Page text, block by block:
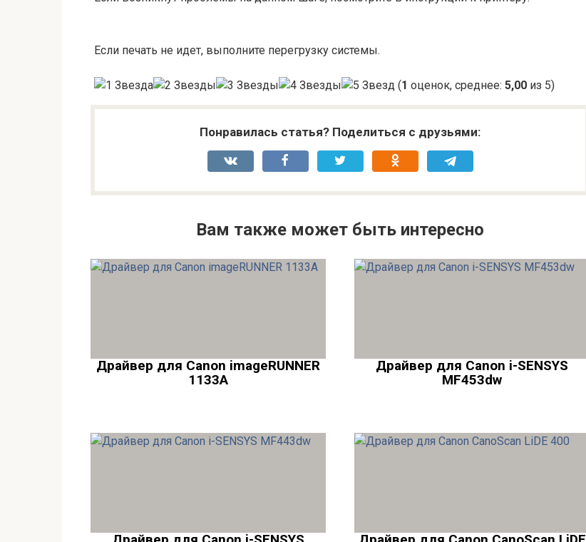
Если печать не идет, выполните перегрузку системы.
(1 оценок, среднее: 5,00 из 5)
Понравилась статья? Поделиться с друзьями:
Вам также может быть интересно
Драйвер для Canon imageRUNNER
1133A
Драйвер для Canon i-SENSYS
MF453dw